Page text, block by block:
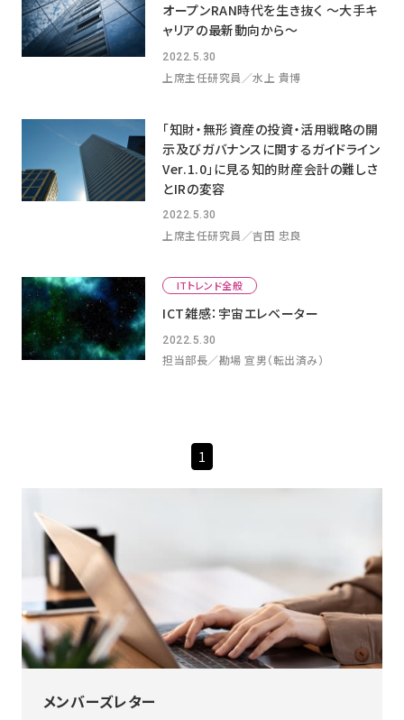
オープンRAN時代を生き抜く ～大手キ
ャリアの最新動向から～
2022.5.30
上席主任研究員／水上 貴博
「知財・無形資産の投資・活用戦略の開
示及びガバナンスに関するガイドライン
Ver.1.0」に見る知的財産会計の難しさ
とIRの変容
2022.5.30
上席主任研究員／吉田 忠良
ITトレンド全般
ICT雑感：宇宙エレベーター
2022.5.30
担当部長／勘場 宣男（転出済み）
1
メンバーズレター